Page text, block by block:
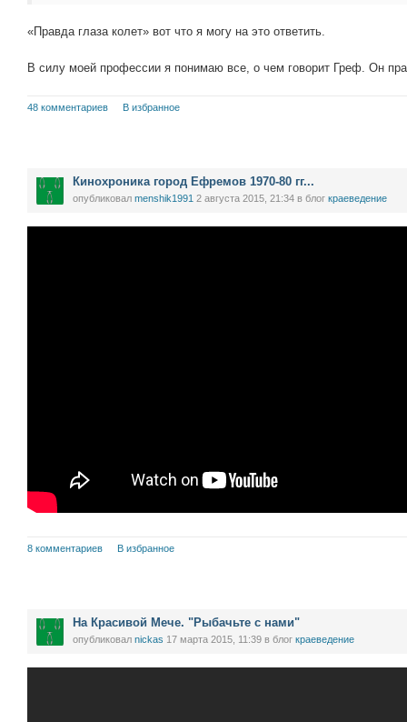
«Правда глаза колет» вот что я могу на это ответить.
В силу моей профессии я понимаю все, о чем говорит Греф. Он
48 комментариев В избранное
Кинохроника город Ефремов 1970-80 гг...
опубликовал menshik1991 2 августа 2015, 21:34 в блог краеведение
8 комментариев В избранное
На Красивой Мече. "Рыбачьте с нами"
опубликовал nickas 17 марта 2015, 11:39 в блог краеведение